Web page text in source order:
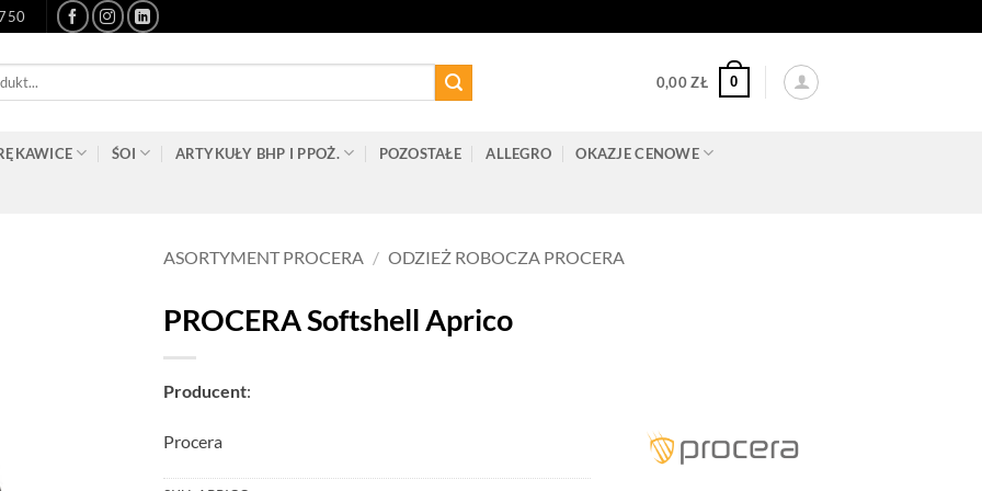
0,00ZŁ 0
ŚOI ARTYKUŁY BHP I PPOŻ. POZOSTAŁE ALLEGRO OKAZJE CENOWE
ASORTYMENT PROCERA / ODZIEŻ ROBOCZA PROCERA
PROCERA Softshell Aprico
Producent:
Procera